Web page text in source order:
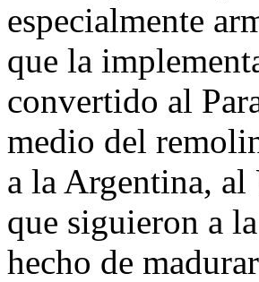
especialmente
que la
convertido al
medio del
a la Argentina,
que siguieron a
hecho de